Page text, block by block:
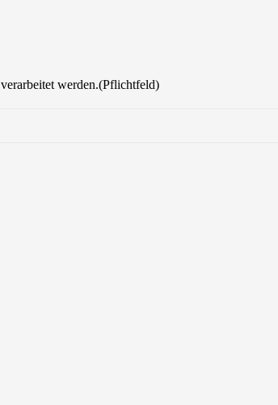
verarbeitet werden.(Pflichtfeld)